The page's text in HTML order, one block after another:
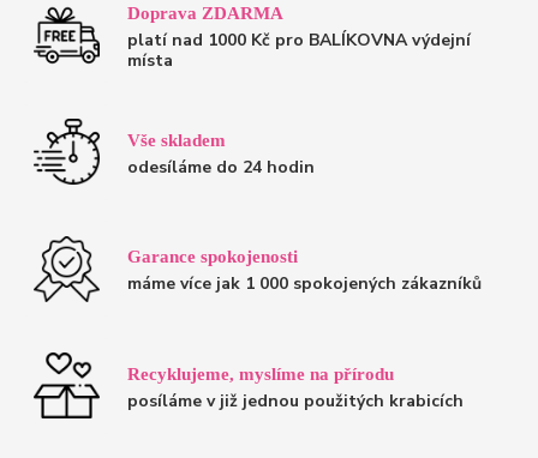
Doprava ZDARMA
platí nad 1000 Kč pro BALÍKOVNA výdejní
místa
Vše skladem
odesíláme do 24 hodin
Garance spokojenosti
máme více jak 1 000 spokojených zákazníků
Recyklujeme, myslíme na přírodu
posíláme v již jednou použitých krabicích